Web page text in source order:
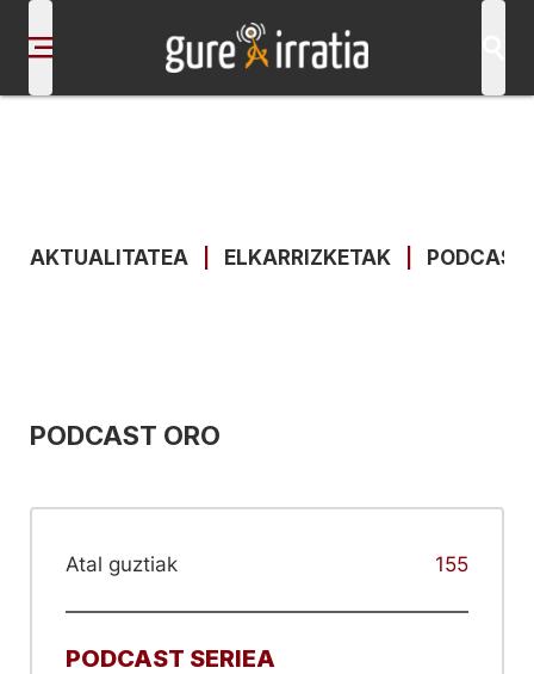
AKTUALITATEA ELKARRIZKETAK
PODCAST ORO
Atal guztiak 155
PODCAST SERIEA